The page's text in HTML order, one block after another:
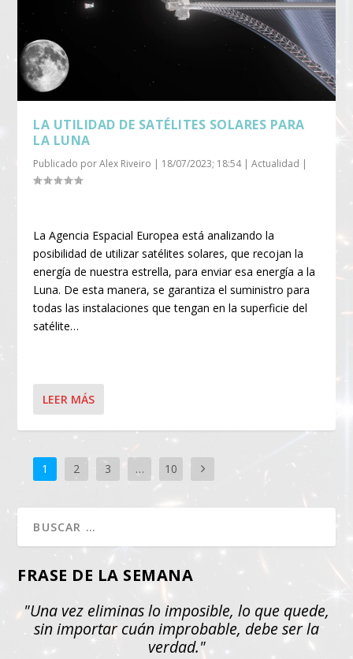
LA UTILIDAD DE SATÉLITES SOLARES PARA
LA LUNA
Publicado porAlex Riveiro 18/07/2023; 18:54|Actualidad
La Agencia Espacial Europea está analizando la
posibilidad de utilizar satélites solares, que recojan la
energía de nuestra estrella, para enviar esa energía a la
Luna. De esta manera, se garantiza el suministro para
todas las instalaciones que tengan en la superficie del
satélite…
LEER MÁS
1 2 3 … 10
FRASE DE LA SEMANA
"Una vez eliminas lo imposible, lo que quede,
sin importar cuán improbable, debe ser la
verdad."